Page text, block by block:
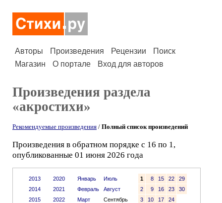
Авторы Произведения Рецензии
Поиск
Магазин
О портале Вход для авторов
Произведения раздела
«акростихи»
Рекомендуемые произведения / Полный список произведений
Произведения в обратном порядке с 16 по 1,
опубликованные 01 июня 2026 года
2013
2014
2015
2020
2021
2022
Январь
Июль
Февраль
Август
Март
Сентябрь
1 8 15 22
29
2
9 16 23
30
3
10 17
24